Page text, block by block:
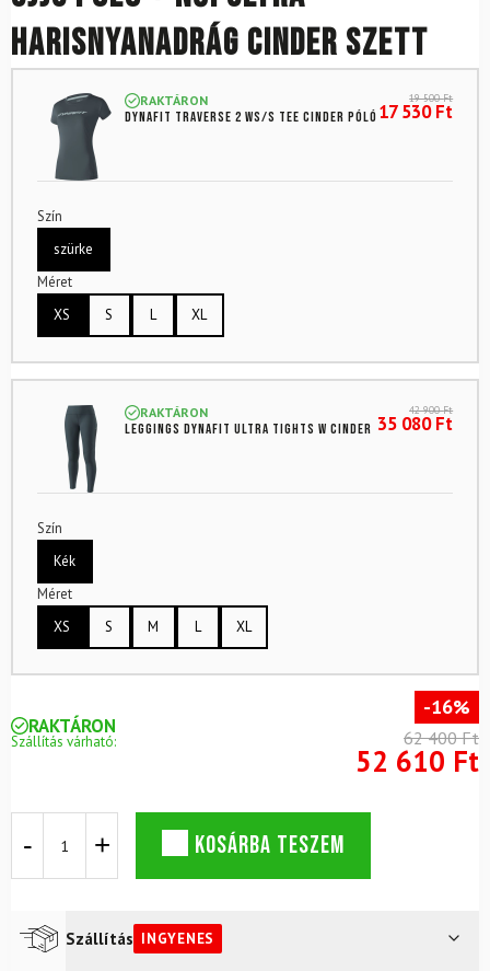
harisnyanadrág Cinder szett
RAKTÁRON
DYNAFIT Traverse 2 WS/S TEE Cinder póló
19 500Ft
17 530Ft
Szín
szürke
Méret
XS
S L XL
RAKTÁRON
Leggings DYNAFIT Ultra Tights W Cinder
42 900Ft
35 080Ft
Szín
Kék
Méret
XS
S M L XL
RAKTÁRON
Szállítás várható:
-16%
62 400 Ft
52 610 Ft
Traverse
ujjú
KOSÁRBA TESZEM
Szállítás INGYENES